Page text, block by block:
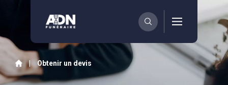
| Obtenir un devis